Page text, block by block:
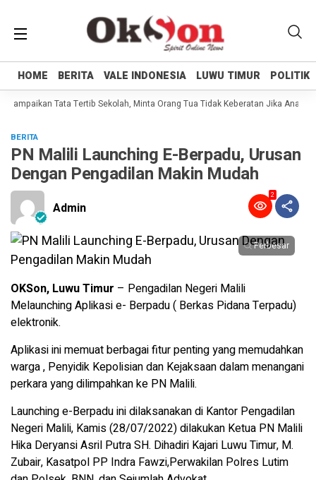
HOME BERITA VALE INDONESIA LUWU TIMUR POLITIK
HOME BERITA VALE INDONESIA LUWU TIMUR POLITIK
Sampaikan Tata Tertib Sekolah, Minta Orang Tua Tidak Keberatan Jika
BERITA
PN Malili Launching E-Berpadu, Urusan
Dengan Pengadilan Makin Mudah
Admin
2
Perbesar
OKSon, Luwu Timur – Pengadilan Negeri Malili
Melaunching Aplikasi e- Berpadu ( Berkas Pidana Terpadu)
elektronik.
Aplikasi ini memuat berbagai fitur penting yang memudahkan
warga , Penyidik Kepolisian dan Kejaksaan dalam menangani
perkara yang dilimpahkan ke PN Malili.
Launching e-Berpadu ini dilaksanakan di Kantor Pengadilan
Negeri Malili, Kamis (28/07/2022) dilakukan Ketua PN Malili
Hika Deryansi Asril Putra SH. Dihadiri Kajari Luwu Timur, M.
Zubair, Kasatpol PP Indra Fawzi,Perwakilan Polres Lutim